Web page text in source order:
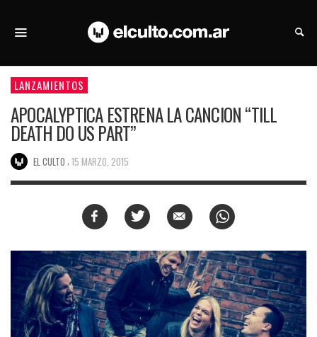
LANZAMIENTOS
APOCALYPTICA ESTRENA LA CANCION “TILL
DEATH DO US PART”
EL CULTO 15 MARZO, 2015